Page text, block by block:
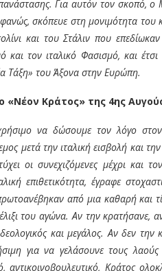
Για αυτόν τον σκοπό,
σκόπευε στη μονιμότητα του
και του Στάλιν που
και τον ιταλικό Φασισμό, και
Τάξη» του Άξονα στην Ευρώπη.
«Νέον Κράτος» της 4ης
να δώσουμε τον λόγο
μετά την ιταλική εισβολή και
οι συνεχιζόμενες μέχρι και
επιθετικότητα, έγραφε
από μια καθαρή και
του αγώνα. Αν την
και μεγάλος. Αν δεν
για να γελάσουνε τους
αντικοινοβουλευτικό, Κράτος